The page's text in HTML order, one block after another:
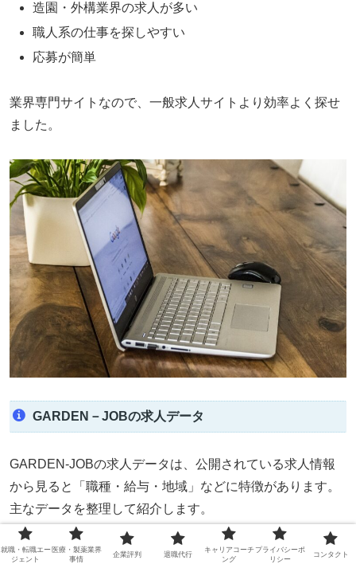
造園・外構業界の求人が多い
職人系の仕事を探しやすい
応募が簡単
業界専門サイトなので、一般求人サイトより効率よく探せ
ました。
GARDEN－JOBの求人データ
GARDEN-JOBの求人データは、公開されている求人情報
から見ると「職種・給与・地域」などに特徴があります。
主なデータを整理して紹介します。
1. 主な職種
就職・転職エー
ジェント
医療・製薬業界
事情
企業評判 退職代行
キャリアコーチ
ング
プライバシーポ
リシー
コンタクト